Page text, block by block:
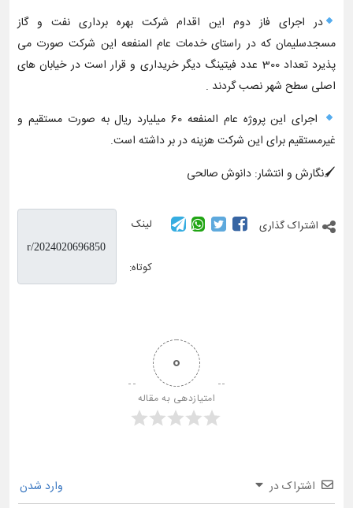
در اجرای فاز دوم این اقدام شرکت بهره برداری نفت و گاز
مسجدسلیمان که در راستای خدمات عام المنفعه این شرکت صورت می
پذیرد تعداد 300 عدد فیتینگ دیگر خریداری و قرار است در خیابان های
اصلی سطح شهر نصب گردند .
اجرای این پروژه عام المنفعه 60 میلیارد ریال به صورت مستقیم و
غیرمستقیم برای این شرکت هزینه در بر داشته است.
🖌نگارش و انتشار: دانوش صالحی
اشتراک گذاری لینک
کوتاه:
0
امتیازدهی به مقاله
اشتراک در وارد شدن